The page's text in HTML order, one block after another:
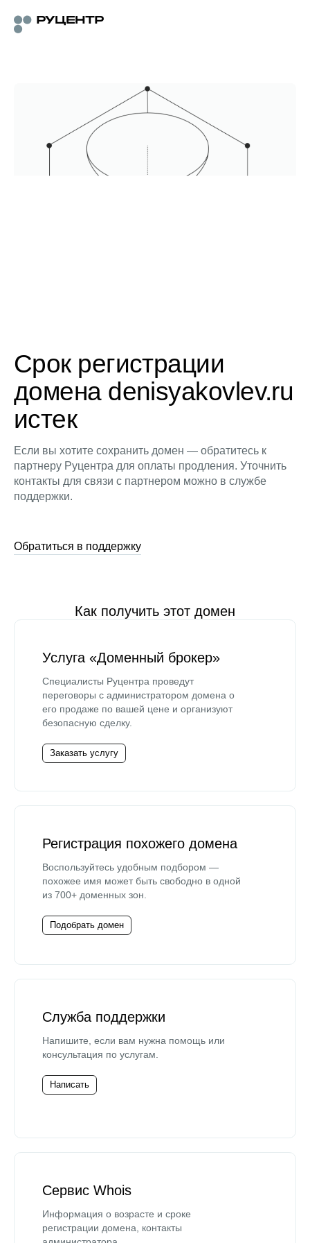
Срок регистрации
домена denisyakovlev.ru
истек
Если вы хотите сохранить домен — обратитесь к
партнеру Руцентра для оплаты продления. Уточнить
контакты для связи с партнером можно в службе
поддержки.
Обратиться в поддержку
Как получить этот домен
Услуга «Доменный брокер»
Специалисты Руцентра проведут
переговоры с администратором домена о
его продаже по вашей цене и организуют
безопасную сделку.
Заказать услугу
Регистрация похожего домена
Воспользуйтесь удобным подбором —
похожее имя может быть свободно в одной
из 700+ доменных зон.
Подобрать домен
Служба поддержки
Напишите, если вам нужна помощь или
консультация по услугам.
Написать
Сервис Whois
Информация о возрасте и сроке
регистрации домена, контакты